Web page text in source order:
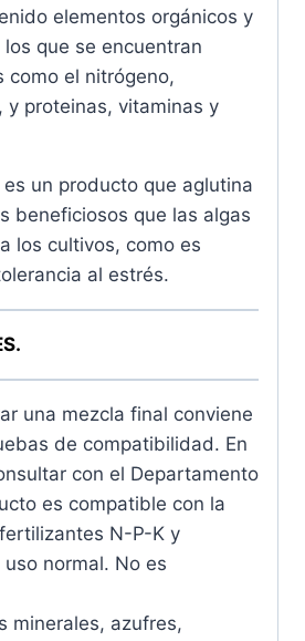
elementos orgánicos y
que se encuentran
como el nitrógeno,
y proteinas, vitaminas y
un producto que aglutina
beneficiosos que las algas
los cultivos, como es
al estrés.
una mezcla final conviene
de compatibilidad. En
con el Departamento
es compatible con la
N-P-K y
normal. No es
minerales, azufres,